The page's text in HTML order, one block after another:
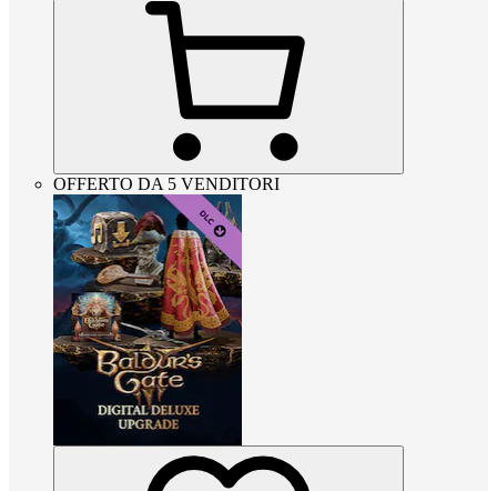
OFFERTO DA 5 VENDITORI